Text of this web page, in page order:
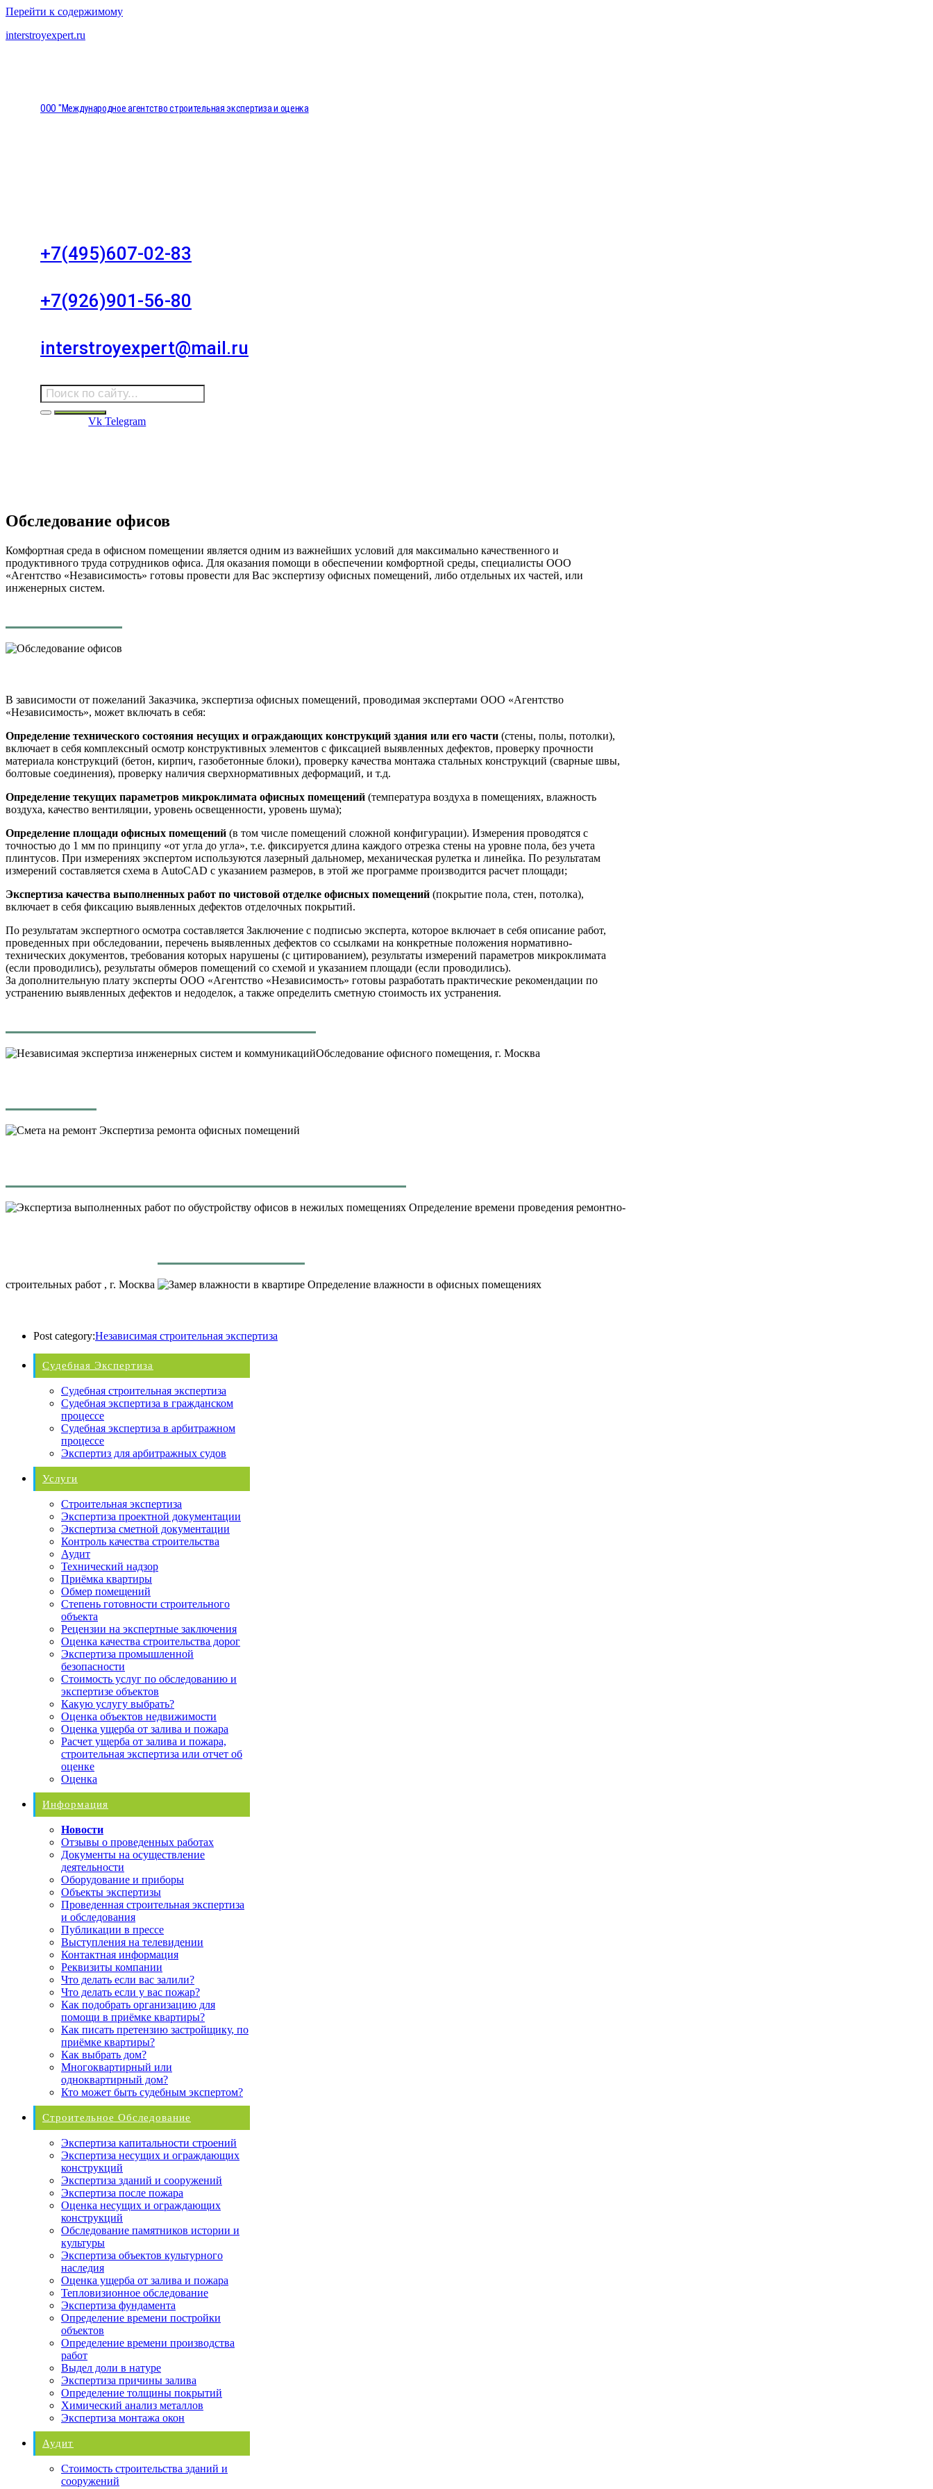
Перейти к содержимому
interstroyexpert.ru
ООО "Международное агентство строительная экспертиза и оценка
+7(495)607-02-83
+7(926)901-56-80
interstroyexpert@mail.ru
Vk Telegram
Обследование офисов
Комфортная среда в офисном помещении является одним из важнейших условий для максимально качественного и
продуктивного труда сотрудников офиса. Для оказания помощи в обеспечении комфортной среды, специалисты ООО
«Агентство «Независимость» готовы провести для Вас экспертизу офисных помещений, либо отдельных их частей, или
инженерных систем.
В зависимости от пожеланий Заказчика, экспертиза офисных помещений, проводимая экспертами ООО «Агентство
«Независимость», может включать в себя:
Определение технического состояния несущих и ограждающих конструкций здания или его части (стены, полы, потолки),
включает в себя комплексный осмотр конструктивных элементов с фиксацией выявленных дефектов, проверку прочности
материала конструкций (бетон, кирпич, газобетонные блоки), проверку качества монтажа стальных конструкций (сварные швы,
болтовые соединения), проверку наличия сверхнормативных деформаций, и т.д.
Определение текущих параметров микроклимата офисных помещений (температура воздуха в помещениях, влажность
воздуха, качество вентиляции, уровень освещенности, уровень шума);
Определение площади офисных помещений (в том числе помещений сложной конфигурации). Измерения проводятся с
точностью до 1 мм по принципу «от угла до угла», т.е. фиксируется длина каждого отрезка стены на уровне пола, без учета
плинтусов. При измерениях экспертом используются лазерный дальномер, механическая рулетка и линейка. По результатам
измерений составляется схема в AutoCAD с указанием размеров, в этой же программе производится расчет площади;
Экспертиза качества выполненных работ по чистовой отделке офисных помещений (покрытие пола, стен, потолка),
включает в себя фиксацию выявленных дефектов отделочных покрытий.
По результатам экспертного осмотра составляется Заключение с подписью эксперта, которое включает в себя описание работ,
проведенных при обследовании, перечень выявленных дефектов со ссылками на конкретные положения нормативно-
технических документов, требования которых нарушены (с цитированием), результаты измерений параметров микроклимата
(если проводились), результаты обмеров помещений со схемой и указанием площади (если проводились).
За дополнительную плату эксперты ООО «Агентство «Независимость» готовы разработать практические рекомендации по
устранению выявленных дефектов и недоделок, а также определить сметную стоимость их устранения.
Обследование офисного помещения, г. Москва
Экспертиза ремонта офисных помещений
Определение времени проведения ремонтно-
строительных работ , г. Москва Определение влажности в офисных помещениях
Post category:Независимая строительная экспертиза
Судебная Экспертиза
Судебная строительная экспертиза
Судебная экспертиза в гражданском
процессе
Судебная экспертиза в арбитражном
процессе
Экспертиз для арбитражных судов
Услуги
Строительная экспертиза
Экспертиза проектной документации
Экспертиза сметной документации
Контроль качества строительства
Аудит
Технический надзор
Приёмка квартиры
Обмер помещений
Степень готовности строительного
объекта
Рецензии на экспертные заключения
Оценка качества строительства дорог
Экспертиза промышленной
безопасности
Стоимость услуг по обследованию и
экспертизе объектов
Какую услугу выбрать?
Оценка объектов недвижимости
Оценка ущерба от залива и пожара
Расчет ущерба от залива и пожара,
строительная экспертиза или отчет об
оценке
Оценка
Информация
Новости
Отзывы о проведенных работах
Документы на осуществление
деятельности
Оборудование и приборы
Объекты экспертизы
Проведенная строительная экспертиза
и обследования
Публикации в прессе
Выступления на телевидении
Контактная информация
Реквизиты компании
Что делать если вас залили?
Что делать если у вас пожар?
Как подобрать организацию для
помощи в приёмке квартиры?
Как писать претензию застройщику, по
приёмке квартиры?
Как выбрать дом?
Многоквартирный или
одноквартирный дом?
Кто может быть судебным экспертом?
Строительное Обследование
Экспертиза капитальности строений
Экспертиза несущих и ограждающих
конструкций
Экспертиза зданий и сооружений
Экспертиза после пожара
Оценка несущих и ограждающих
конструкций
Обследование памятников истории и
культуры
Экспертиза объектов культурного
наследия
Оценка ущерба от залива и пожара
Тепловизионное обследование
Экспертиза фундамента
Определение времени постройки
объектов
Определение времени производства
работ
Выдел доли в натуре
Экспертиза причины залива
Определение толщины покрытий
Химический анализ металлов
Экспертиза монтажа окон
Аудит
Стоимость строительства зданий и
сооружений